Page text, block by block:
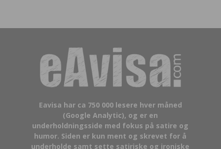
Eavisa har ca 750 000 lesere hver måned
(Google Analytic), og er en
underholdningsside med fokus på satire og
humor. Siden er kun ment og skrevet for å
underholde samt sette satiriske og ironiske